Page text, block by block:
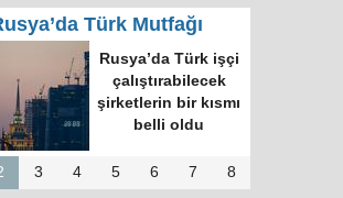
Türk Mutfağı
Rusya’da Türk işçi
çalıştırabilecek
şirketlerin bir kısmı
belli oldu
3 4 5 6 7 8